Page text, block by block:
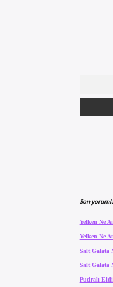
Son
Yelken Ne
Yelken Ne
Salt Galata
Salt Galata
Pudralı